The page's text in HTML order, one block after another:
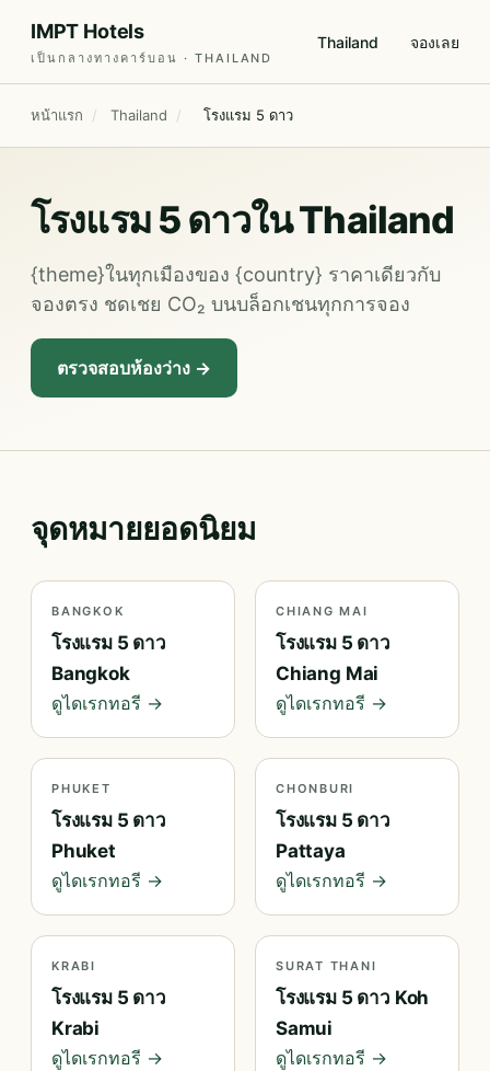
IMPT Hotels
เป็นกลางทางคาร์บอน · THAILAND
Thailand จองเลย
หน้าแรก / Thailand / โรงแรม 5 ดาว
โรงแรม 5 ดาวใน Thailand
{theme}ในทุกเมืองของ {country} ราคาเดียวกับ
จองตรง ชดเชย CO₂ บนบล็อกเชนทุกการจอง
ตรวจสอบห้องว่าง →
จุดหมายยอดนิยม
BANGKOK
โรงแรม 5 ดาว
Bangkok
ดูไดเรกทอรี →
CHIANG MAI
โรงแรม 5 ดาว
Chiang Mai
ดูไดเรกทอรี →
PHUKET
โรงแรม 5 ดาว
Phuket
ดูไดเรกทอรี →
CHONBURI
โรงแรม 5 ดาว
Pattaya
ดูไดเรกทอรี →
KRABI
โรงแรม 5 ดาว
Krabi
ดูไดเรกทอรี →
SURAT THANI
โรงแรม 5 ดาว Koh
Samui
ดูไดเรกทอรี →